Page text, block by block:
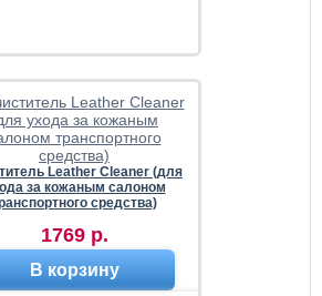
Leather Cleaner (для
за кожаным салоном
средства)
1769 р.
В корзину